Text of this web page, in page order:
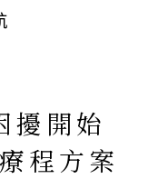
擾開始
程方案